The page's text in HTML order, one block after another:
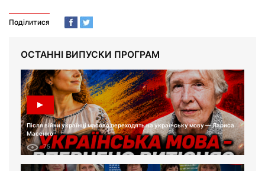
Поділитися
ОСТАННІ ВИПУСКИ ПРОГРАМ
Після війни українці масово переходять на українську мову — Лариса
Масенко
75